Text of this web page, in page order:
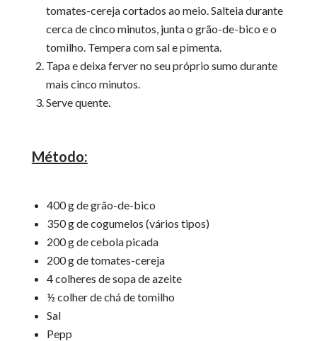
tomates-cereja cortados ao meio. Salteia durante
cerca de cinco minutos, junta o grão-de-bico e o
tomilho. Tempera com sal e pimenta.
Tapa e deixa ferver no seu próprio sumo durante
mais cinco minutos.
Serve quente.
Método:
400 g de grão-de-bico
350 g de cogumelos (vários tipos)
200 g de cebola picada
200 g de tomates-cereja
4 colheres de sopa de azeite
½ colher de chá de tomilho
Sal
Pepp